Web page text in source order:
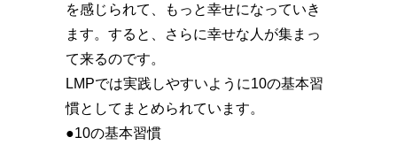
を感じられて、もっと幸せになっていき
ます。すると、さらに幸せな人が集まっ
て来るのです。
LMPでは実践しやすいように10の基本習
慣としてまとめられています。
●10の基本習慣